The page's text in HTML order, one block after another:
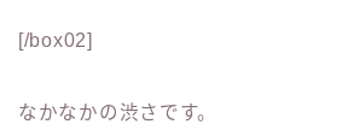
[/box02]
なかなかの渋さです。